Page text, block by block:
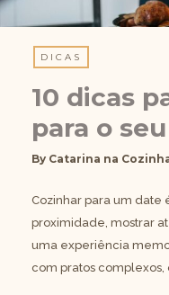
DICAS
10 dicas
para o
By Catarina na
Cozinhar para um
proximidade, mostrar
uma experiência
com pratos complexos,